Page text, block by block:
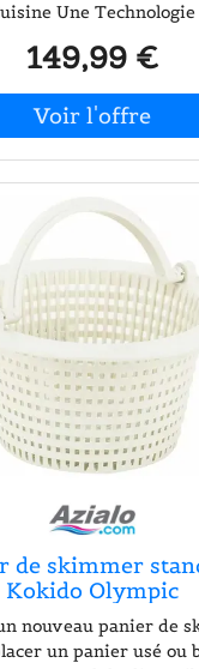
Une Technologie
Double Panier Série
qui combine un design
et un flux d'air
des plats
et tendres à
de 2450 W et une
7,1 L, cet appareil est
des repas en
amovible permet
les deux paniers de
panier XXL, offrant
Grâce à
la cuisson
permettant de
entre différentes
comme le grill ou le
conçu pour
La fonction
vos plats soient prêts
que la fonction
de profiter de vos
minutes. Avec une
149,99 €
de skimmer
Kokido Olympic
nouveau panier de
un panier usé ou